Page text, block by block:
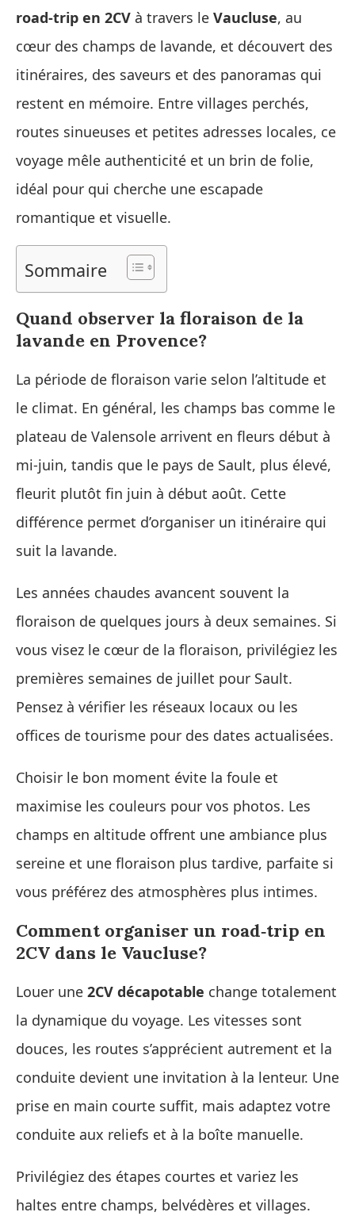
road‑trip en 2CV à travers le Vaucluse, au
cœur des champs de lavande, et découvert des
itinéraires, des saveurs et des panoramas qui
restent en mémoire. Entre villages perchés,
routes sinueuses et petites adresses locales, ce
voyage mêle authenticité et un brin de folie,
idéal pour qui cherche une escapade
romantique et visuelle.
Sommaire
Quand observer la floraison de la
lavande en Provence?
La période de floraison varie selon l’altitude et
le climat. En général, les champs bas comme le
plateau de Valensole arrivent en fleurs début à
mi‑juin, tandis que le pays de Sault, plus élevé,
fleurit plutôt fin juin à début août. Cette
différence permet d’organiser un itinéraire qui
suit la lavande.
Les années chaudes avancent souvent la
floraison de quelques jours à deux semaines. Si
vous visez le cœur de la floraison, privilégiez les
premières semaines de juillet pour Sault.
Pensez à vérifier les réseaux locaux ou les
offices de tourisme pour des dates actualisées.
Choisir le bon moment évite la foule et
maximise les couleurs pour vos photos. Les
champs en altitude offrent une ambiance plus
sereine et une floraison plus tardive, parfaite si
vous préférez des atmosphères plus intimes.
Comment organiser un road‑trip en
2CV dans le Vaucluse?
Louer une 2CV décapotable change totalement
la dynamique du voyage. Les vitesses sont
douces, les routes s’apprécient autrement et la
conduite devient une invitation à la lenteur. Une
prise en main courte suffit, mais adaptez votre
conduite aux reliefs et à la boîte manuelle.
Privilégiez des étapes courtes et variez les
haltes entre champs, belvédères et villages.